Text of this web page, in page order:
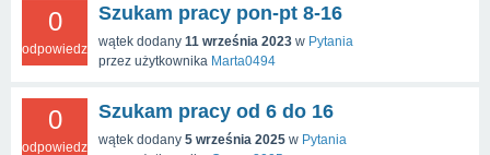
0
odpowiedzi
Szukam pracy pon-pt 8-16
wątek dodany 11 września 2023 w Pytania
przez użytkownika Marta0494
0
odpowiedzi
Szukam pracy od 6 do 16
wątek dodany 5 września 2025 w Pytania